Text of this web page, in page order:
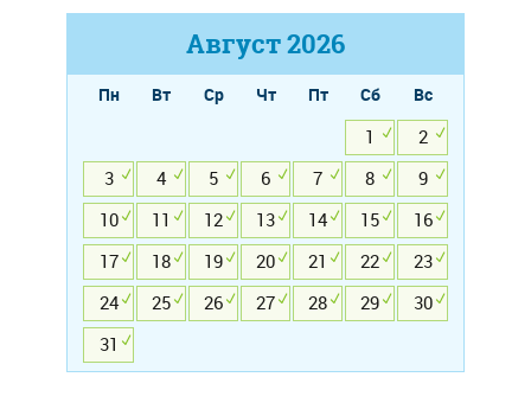
Август2026
Пн Вт Ср Чт Пт Сб
Вс
1
2
3
4 5 6 7 8
9
10
11 12 13 14 15
16
17
18 19 20 21 22
23
24
25 26 27 28 29
30
31